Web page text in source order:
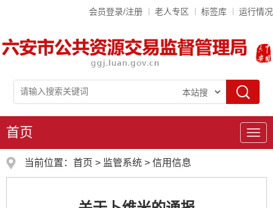
会员登录/注册 老人专区 标签库 运行情况
导
首页
当前位置： 首页 > 监管系统 > 信用信息